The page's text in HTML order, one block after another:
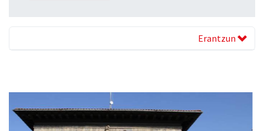
Erantzun